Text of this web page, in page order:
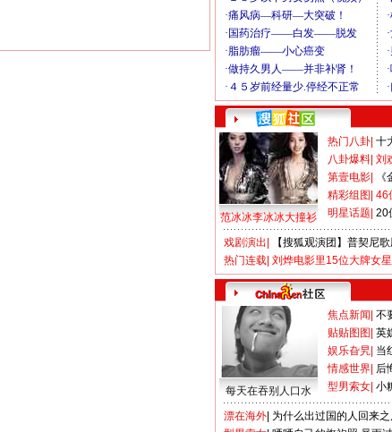
范冰冰李冰冰大撞衫
热门八卦 十
八卦爆料 刘
第壹电影
精彩组图 46
明星话题 20
戏剧演出
【搜狐观演团】普契尼
热门连载 刘烨电影里15位大牌女
每天在吞别人口水
焦点新闻 不
贴贴图图 英
娱乐旮旯 当
情感世界 后
型男索女 小
漂在海外 为什么出过国的人回来